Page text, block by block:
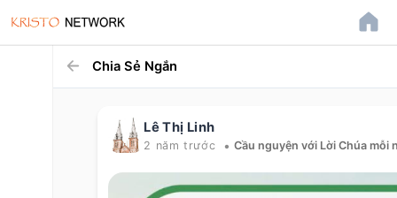
Chia Sẻ Ngắn
Lê Thị Linh
2 năm trước • Cầu nguyện với Lời Chúa mỗi